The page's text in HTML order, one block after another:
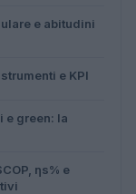
e abitudini
e KPI
e green: la
ηs% e